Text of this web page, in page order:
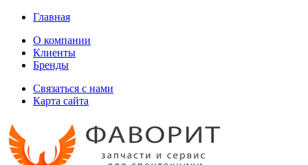
Главная
О компании
Клиенты
Бренды
Связаться с нами
Карта сайта